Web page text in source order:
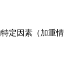
定因素（加重情